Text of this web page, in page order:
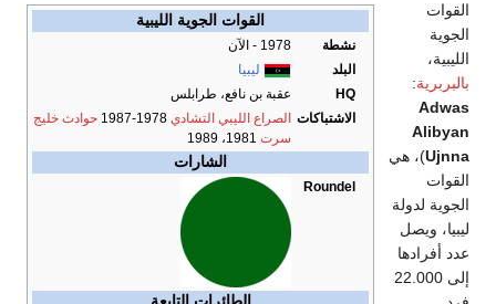
القوات الجوية الليبية
نشطة
1978 - الآن
البلد
ليبيا
HQ
عقبة بن نافع، طرابلس
الاشتباكات
الصراع الليبي التشادي
حوادث خليج
سرت
الشارات
Roundel
القوات
الجوية
الليبية،
بالبربرية:
Adwas
Alibyan
Ujnna)، هي
القوات
الجوية لدولة
ليبيا، ويصل
عدد أفرادها
إلى 22.000